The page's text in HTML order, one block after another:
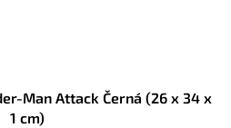
Man Attack Černá (26 x 34 x
1 cm)